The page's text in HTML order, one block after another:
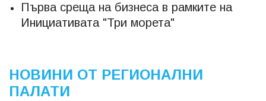
Първа среща на бизнеса в рамките на
Инициативата "Три морета"
НОВИНИ ОТ РЕГИОНАЛНИ
ПАЛАТИ